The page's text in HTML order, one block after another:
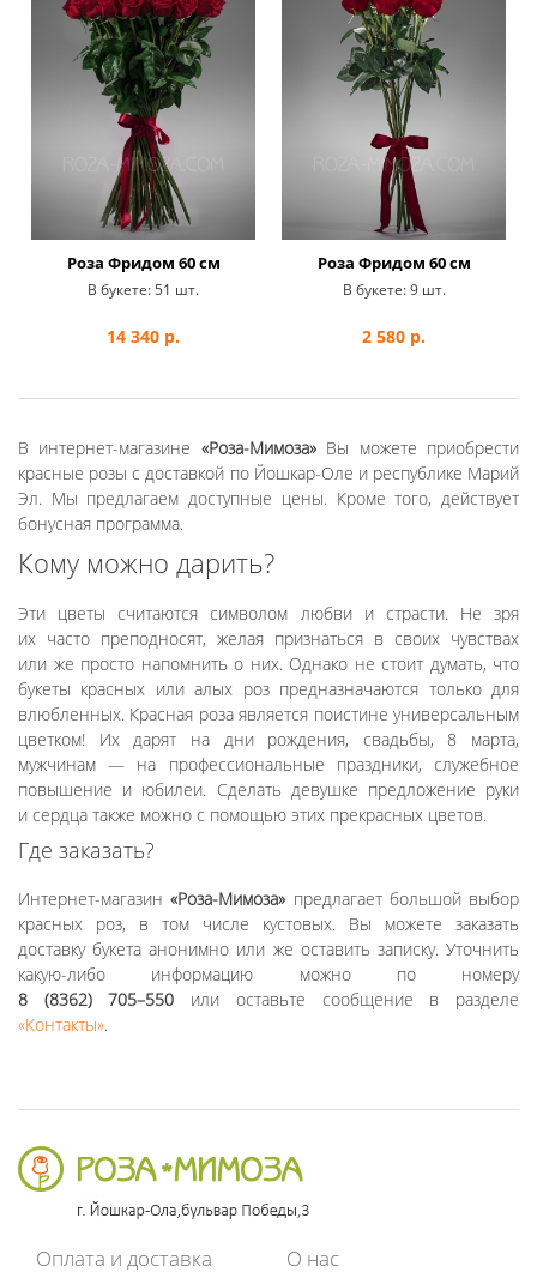
Роза Фридом 60 см
В букете:51 шт.
14 340 р.
Роза Фридом 60 см
В букете: 9 шт.
2 580 р.
В интернет-магазине «Роза-Мимоза»Вы можете приобрести
красные розы с доставкой по Йошкар-Оле и республике Марий
Эл. Мы предлагаем доступные цены. Кроме того, действует
бонусная программа.
Кому можно дарить?
Эти цветы считаются символом любви и страсти. Не зря
их часто преподносят, желая признаться в своих чувствах
или же просто напомнить о них. Однако не стоит думать, что
букеты красных или алых роз предназначаются только для
влюбленных. Красная роза является поистине универсальным
цветком! Их дарят на дни рождения, свадьбы, 8 марта,
мужчинам — на профессиональные праздники, служебное
повышение и юбилеи. Сделать девушке предложение руки
и сердца также можно с помощью этих прекрасных цветов.
Где заказать?
Интернет-магазин«Роза-Мимоза» предлагает большой выбор
красных роз, в том числе кустовых. Вы можете заказать
доставку букета анонимно или же оставить записку. Уточнить
какую-либо информацию можно по номеру
8 (8362) 705–550 или оставьте сообщение в разделе
«Контакты».
Оплата и доставка О нас